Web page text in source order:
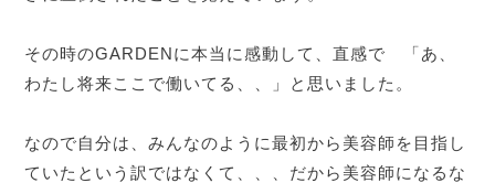
その時のGARDENに本当に感動して、直感で 「あ、
わたし将来ここで働いてる、、」と思いました。
なので自分は、みんなのように最初から美容師を目指し
ていたという訳ではなくて、、、だから美容師になるな